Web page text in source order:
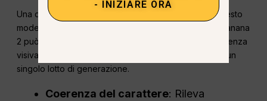
Una delle caratteristiche tecniche più importanti di questo
modello è il
. Nano Banana
2 può mantenere l'esatta integrità strutturale e la coerenza
visiva di un massimo di 14 oggetti distinti all'interno di un
singolo lotto di generazione.
Coerenza del carattere: Rileva
- INIZIARE ORA